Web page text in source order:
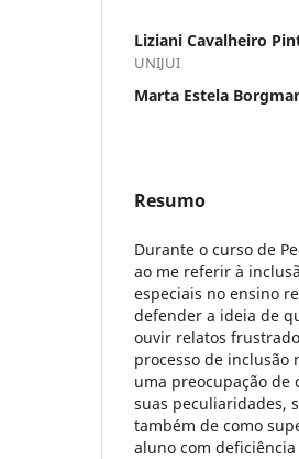
Liziani Cavalheiro
UNIJUI
Marta Estela
Resumo
Durante o curso de
ao me referir à
especiais no ensino
defender a ideia de
ouvir relatos
processo de inclusão
uma preocupação de
suas peculiaridades,
também de como
aluno com